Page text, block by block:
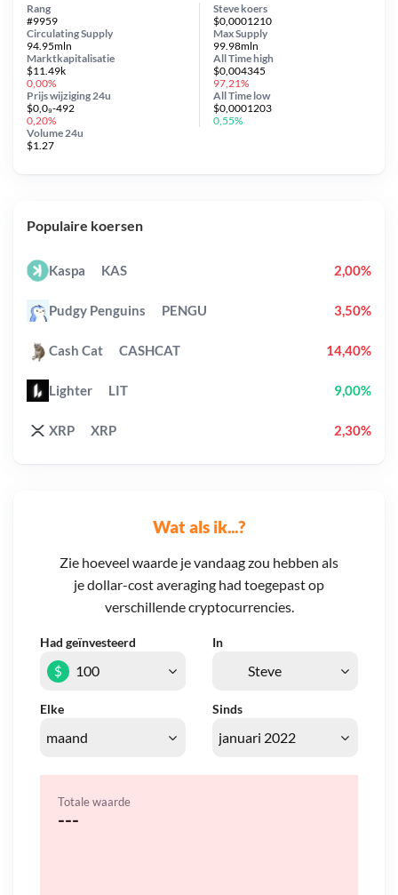
Wat als ik...?
Zie hoeveel waarde je vandaag zou hebben als
je dollar-cost averaging had toegepast op
verschillende cryptocurrencies.
Had geïnvesteerd In
Elke Sinds
$
Totale waarde
---
Steve koers
$0,0001210
Circulating Supply
94.95mln
Prijs wijziging 24u
$0,0₉-492
0,20%
Max Supply
99.98mln
Marktkapitalisatie
$11.49k
0,00%
Volume 24u
$1.27
Rang
#9959
All Timehigh
$0,004345
97,21%
All Time low
$0,0001203
0,55%
Populaire koersen
Kaspa KAS 2,00%
Pudgy Penguins PENGU 3,50%
Cash Cat CASHCAT 14,40%
Lighter LIT 9,00%
XRP XRP 2,30%